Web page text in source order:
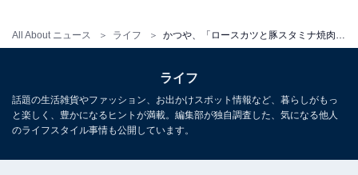
All About ニュース ライフ
ライフ
話題の生活雑貨やファッション、お出かけスポット情報など、暮らしがもっ
と楽しく、豊かになるヒントが満載。編集部が独自調査した、気になる他人
のライフスタイル事情も公開しています。